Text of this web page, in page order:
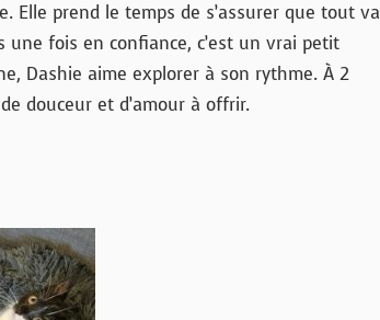
Elle prend le temps de s’assurer que tout va
une fois en confiance, c’est un vrai petit
Dashie aime explorer à son rythme. À 2
douceur et d’amour à offrir.